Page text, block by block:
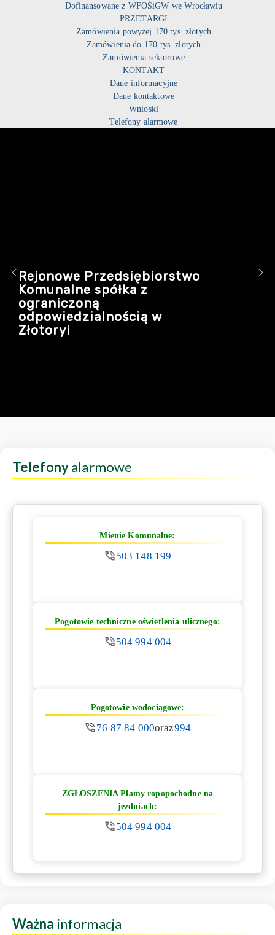
Dofinansowane z WFOŚiGW we Wrocławiu
PRZETARGI
Zamówienia powyżej 170 tys. złotych
Zamówienia do 170 tys. złotych
Zamówienia sektorowe
KONTAKT
Dane informacyjne
Dane kontaktowe
Wnioski
Telefony alarmowe
Rejonowe Przedsiębiorstwo
Komunalne spółka z
ograniczoną
odpowiedzialnością w
Złotoryi
Telefonyalarmowe
Mienie Komunalne:
503 148 199
Pogotowie techniczne oświetlenia ulicznego:
504 994 004
Pogotowie wodociągowe:
76 87 84 000oraz994
ZGŁOSZENIA Plamy ropopochodne na
jezdniach:
504 994 004
Ważna informacja